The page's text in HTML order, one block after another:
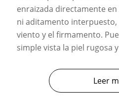
enraizada directamente
ni aditamento interpuesto,
viento y el firmamento.
simple vista la piel rugosa
Leer